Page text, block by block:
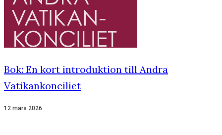
Bok: En kort introduktion till Andra
Vatikankonciliet
12 mars 2026